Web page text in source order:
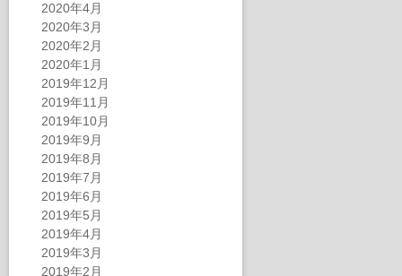
2020年4月
2020年3月
2020年2月
2020年1月
2019年12月
2019年11月
2019年10月
2019年9月
2019年8月
2019年7月
2019年6月
2019年5月
2019年4月
2019年3月
2019年2月